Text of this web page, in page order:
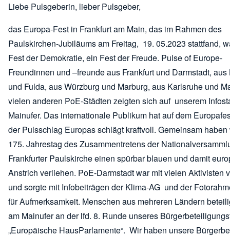
Liebe Pulsgeberin, lieber Pulsgeber,
das Europa-Fest in Frankfurt am Main, das im Rahmen des
Paulskirchen-Jubiläums am Freitag, 19. 05.2023 stattfand,
Fest der Demokratie, ein Fest der Freude. Pulse of Europe-
Freundinnen und –freunde aus Frankfurt und Darmstadt, aus
und Fulda, aus Würzburg und Marburg, aus Karlsruhe und
vielen anderen PoE-Städten zeigten sich auf unserem
Mainufer. Das internationale Publikum hat auf dem
der Pulsschlag Europas schlägt kraftvoll. Gemeinsam haben
175. Jahrestag des Zusammentretens der
Frankfurter Paulskirche einen spürbar blauen und damit
Anstrich verliehen. PoE-Darmstadt war mit vielen Aktivisten
und sorgte mit Infobeiträgen der Klima-AG und der
für Aufmerksamkeit. Menschen aus mehreren Ländern
am Mainufer an der lfd. 8. Runde unseres
„Europäische HausParlamente“. Wir haben unsere